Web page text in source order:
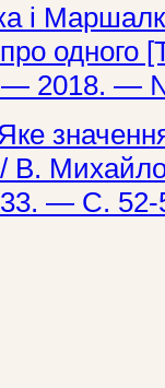
і
одного
— 2018.
Яке
В.
— С. 52-